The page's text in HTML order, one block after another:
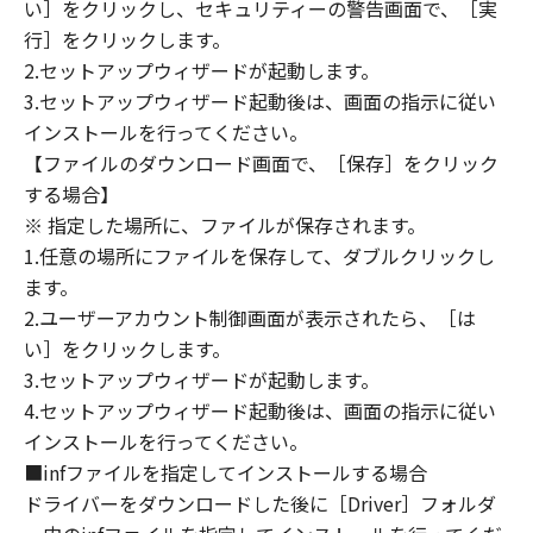
OR SUPPORT FOR THE SOFTWARE
HEREUNDER.
7. DISCLAIMER OF WARRANTIES AND
LIABILITY
[NO WARRANTY] THE SOFTWARE IS
PROVIDED "AS IS" WITHOUT WARRANTY OF
ANY KIND, EITHER EXPRESSED OR IMPLIED,
INCLUDING, BUT NOT LIMITED TO THE
IMPLIED WARRANTIES OF MERCHANTABILITY
AND FITNESS FOR A PARTICULAR PURPOSE.
THE ENTIRE RISK AS TO THE QUALITY AND
PERFORMANCE OF THE SOFTWARE IS WITH
YOU. SHOULD THE SOFTWARE PROVE
DEFECTIVE, YOU ASSUME THE ENTIRE COST
OF ALL NECESSARY SERVICING, REPAIR OR
CORRECTION. SOME STATES OR LEGAL
JURISDICTIONS DO NOT ALLOW THE
い］をクリックし、セキュリティーの警告画面で、［実
行］をクリックします。
2.セットアップウィザードが起動します。
3.セットアップウィザード起動後は、画面の指示に従い
インストールを行ってください。
【ファイルのダウンロード画面で、［保存］をクリック
する場合】
※ 指定した場所に、ファイルが保存されます。
1.任意の場所にファイルを保存して、ダブルクリックし
ます。
2.ユーザーアカウント制御画面が表示されたら、［は
い］をクリックします。
3.セットアップウィザードが起動します。
4.セットアップウィザード起動後は、画面の指示に従い
インストールを行ってください。
■infファイルを指定してインストールする場合
ドライバーをダウンロードした後に［Driver］フォルダ